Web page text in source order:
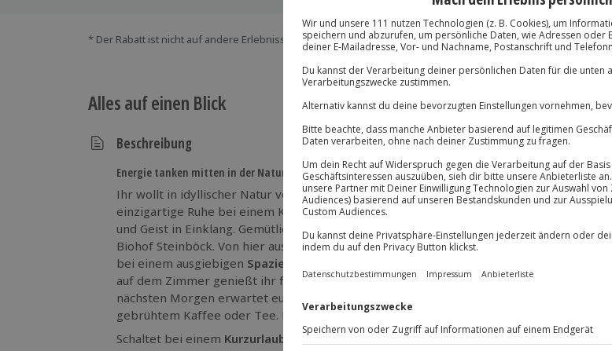
* Der Rabatt ist nicht auf andere Erlebnisse bei der Einlösung übertragbar.Details
Alles auf einen Blick
Beschreibung
Energie tanken mitten in der Natur
Ihr wollt in idyllischer Natur voll abschalten vom Alltag? Genießt
einzigartige Ruhe bei einem Kurzurlaub in Frauenhofen und bringt Körper
und Geist in Einklang. Gemütlich und komfortabel übernachtet ihr im
Biohof Steinböck. Von hier aus könnt ihr die Umgebung entdecken oder
bei einem ausgiebigen Spaziergang in der Natur
auf dem Zimmer genießt ihr frisches Obst und Säfte aus der Region. Am
nächsten Morgen erwartet euch ein reichhaltiges Frühstück mit frisch
gebrühtem Kaffee oder Tee. Der perfekte Start in den Tag!
Schaltet bei einem Kurzurlaub in Frauenhofen
in der schönen Natur